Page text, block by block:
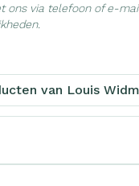
ons via telefoon of e-
van Louis